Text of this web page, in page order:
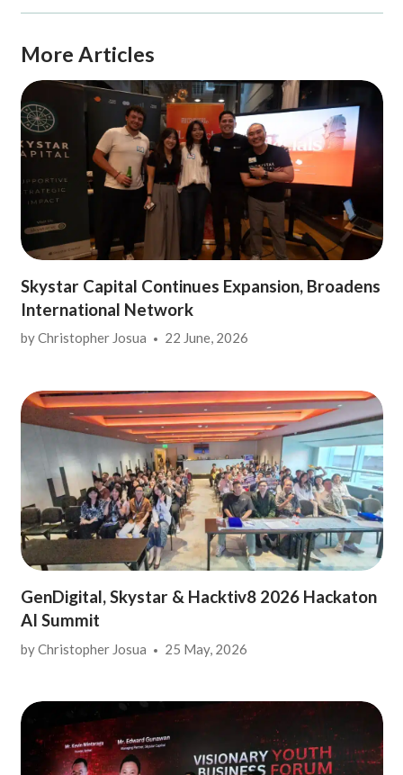
More Articles
Skystar Capital Continues Expansion, Broadens
International Network
byChristopher Josua 22 June, 2026
GenDigital, Skystar & Hacktiv8 2026 Hackaton
AI Summit
byChristopher Josua 25 May, 2026